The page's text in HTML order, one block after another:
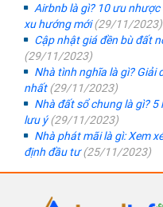
Airbnb là gì? 10 ưu
xu hướng mới(29/11/2023)
Cập nhật giá đền bù đất
(29/11/2023)
Nhà tình nghĩa là gì?
nhất(29/11/2023)
Nhà đất sổ chung là gì?
lưu ý(29/11/2023)
Nhà phát mãi là gì: Xem
định đầu tư(25/11/2023)